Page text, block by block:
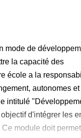
mode de
la capacité des
école a la
autonomes et
intitulé
d'intégrer les
module doit